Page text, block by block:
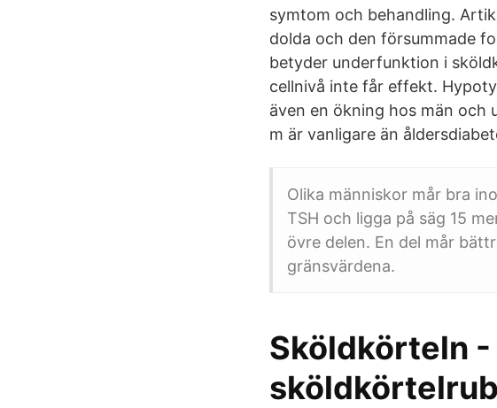
symtom och behandling.
dolda och den försummade
betyder underfunktion i
cellnivå inte får effekt.
även en ökning hos män och
m är vanligare än
Olika människor mår bra
TSH och ligga på säg 15
övre delen. En del mår
gränsvärdena.
Sköldkörteln